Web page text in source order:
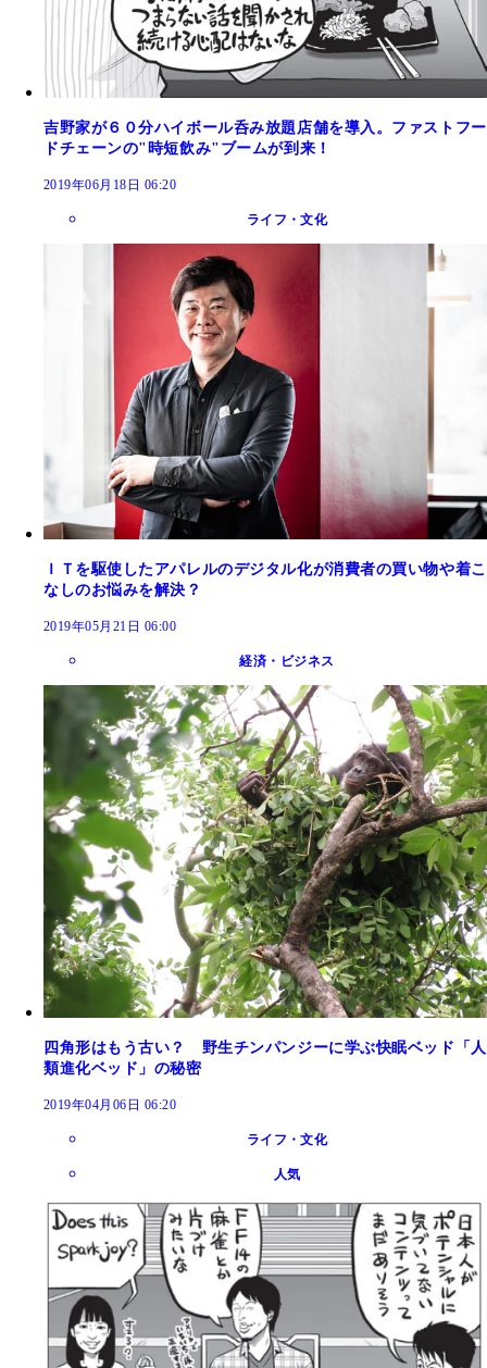
吉野家が６０分ハイボール呑み放題店舗を導入。ファストフー
ドチェーンの"時短飲み"ブームが到来！
2019年06月18日 06:20
ライフ・文化
ＩＴを駆使したアパレルのデジタル化が消費者の買い物や着こ
なしのお悩みを解決？
2019年05月21日 06:00
経済・ビジネス
四角形はもう古い？ 野生チンパンジーに学ぶ快眠ベッド「人
類進化ベッド」の秘密
2019年04月06日 06:20
ライフ・文化
人気